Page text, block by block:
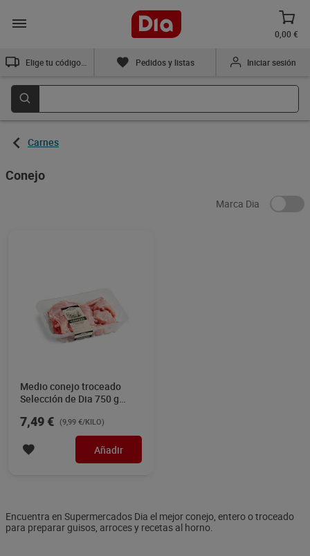
0,00 €
Pedidos y listas Iniciar sesión
Carnes
Conejo
Marca Dia
Medio conejo troceado
Selección de Dia 750 g
7,49 € (9,99 €/KILO)
Añadir
Encuentra en Supermercados Dia el mejor conejo, entero o troceado
para preparar guisos, arroces y recetas al horno.